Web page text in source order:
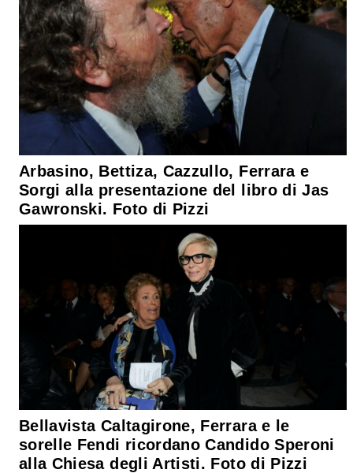
Arbasino, Bettiza, Cazzullo, Ferrara e
Sorgi alla presentazione del libro di Jas
Gawronski. Foto di Pizzi
Bellavista Caltagirone, Ferrara e le
sorelle Fendi ricordano Candido Speroni
alla Chiesa degli Artisti. Foto di Pizzi